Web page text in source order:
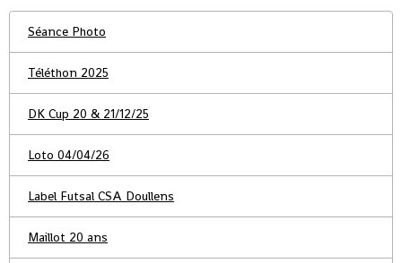
Séance Photo
Téléthon 2025
DK Cup 20 & 21/12/25
Loto 04/04/26
Label Futsal CSA Doullens
Maillot 20 ans